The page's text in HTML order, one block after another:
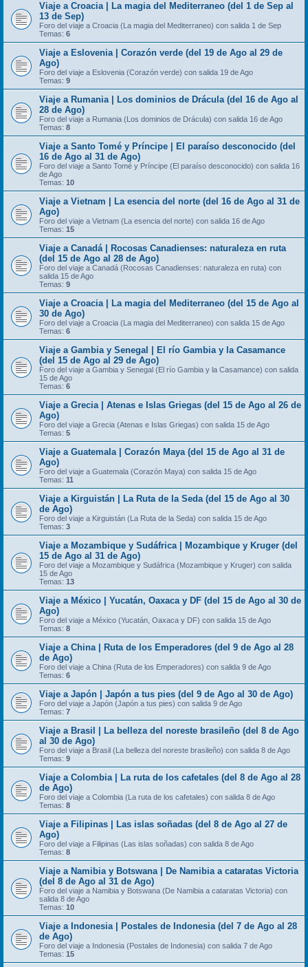
Viaje a Croacia | La magia del Mediterraneo (del 1 de Sep al
13 de Sep)
Foro del viaje a Croacia (La magia del Mediterraneo) con salida 1 de Sep
Temas: 6
Viaje a Eslovenia | Corazón verde (del 19 de Ago al 29 de
Ago)
Foro del viaje a Eslovenia (Corazón verde) con salida 19 de Ago
Temas: 9
Viaje a Rumania | Los dominios de Drácula (del 16 de Ago al
28 de Ago)
Foro del viaje a Rumania (Los dominios de Drácula) con salida 16 de Ago
Temas: 8
Viaje a Santo Tomé y Príncipe | El paraíso desconocido (del
16 de Ago al 31 de Ago)
Foro del viaje a Santo Tomé y Príncipe (El paraíso desconocido) con salida 16
de Ago
Temas: 10
Viaje a Vietnam | La esencia del norte (del 16 de Ago al 31 de
Ago)
Foro del viaje a Vietnam (La esencia del norte) con salida 16 de Ago
Temas: 15
Viaje a Canadá | Rocosas Canadienses: naturaleza en ruta
(del 15 de Ago al 28 de Ago)
Foro del viaje a Canadá (Rocosas Canadienses: naturaleza en ruta) con
salida 15 de Ago
Temas: 9
Viaje a Croacia | La magia del Mediterraneo (del 15 de Ago al
30 de Ago)
Foro del viaje a Croacia (La magia del Mediterraneo) con salida 15 de Ago
Temas: 6
Viaje a Gambia y Senegal | El río Gambia y la Casamance
(del 15 de Ago al 29 de Ago)
Foro del viaje a Gambia y Senegal (El río Gambia y la Casamance) con salida
15 de Ago
Temas: 6
Viaje a Grecia | Atenas e Islas Griegas (del 15 de Ago al 26 de
Ago)
Foro del viaje a Grecia (Atenas e Islas Griegas) con salida 15 de Ago
Temas: 5
Viaje a Guatemala | Corazón Maya (del 15 de Ago al 31 de
Ago)
Foro del viaje a Guatemala (Corazón Maya) con salida 15 de Ago
Temas: 11
Viaje a Kirguistán | La Ruta de la Seda (del 15 de Ago al 30
de Ago)
Foro del viaje a Kirguistán (La Ruta de la Seda) con salida 15 de Ago
Temas: 3
Viaje a Mozambique y Sudáfrica | Mozambique y Kruger (del
15 de Ago al 31 de Ago)
Foro del viaje a Mozambique y Sudáfrica (Mozambique y Kruger) con salida
15 de Ago
Temas: 13
Viaje a México | Yucatán, Oaxaca y DF (del 15 de Ago al 30 de
Ago)
Foro del viaje a México (Yucatán, Oaxaca y DF) con salida 15 de Ago
Temas: 8
Viaje a China | Ruta de los Emperadores (del 9 de Ago al 28
de Ago)
Foro del viaje a China (Ruta de los Emperadores) con salida 9 de Ago
Temas: 6
Viaje a Japón | Japón a tus pies (del 9 de Ago al 30 de Ago)
Foro del viaje a Japón (Japón a tus pies) con salida 9 de Ago
Temas: 7
Viaje a Brasil | La belleza del noreste brasileño (del 8 de Ago
al 30 de Ago)
Foro del viaje a Brasil (La belleza del noreste brasileño) con salida 8 de Ago
Temas: 9
Viaje a Colombia | La ruta de los cafetales (del 8 de Ago al 28
de Ago)
Foro del viaje a Colombia (La ruta de los cafetales) con salida 8 de Ago
Temas: 8
Viaje a Filipinas | Las islas soñadas (del 8 de Ago al 27 de
Ago)
Foro del viaje a Filipinas (Las islas soñadas) con salida 8 de Ago
Temas: 8
Viaje a Namibia y Botswana | De Namibia a cataratas Victoria
(del 8 de Ago al 31 de Ago)
Foro del viaje a Namibia y Botswana (De Namibia a cataratas Victoria) con
salida 8 de Ago
Temas: 10
Viaje a Indonesia | Postales de Indonesia (del 7 de Ago al 28
de Ago)
Foro del viaje a Indonesia (Postales de Indonesia) con salida 7 de Ago
Temas: 15